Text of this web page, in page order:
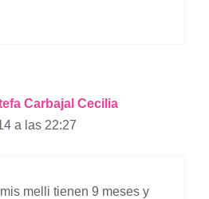
Carbajal Cecilia
a las 22:27
melli tienen 9 meses y